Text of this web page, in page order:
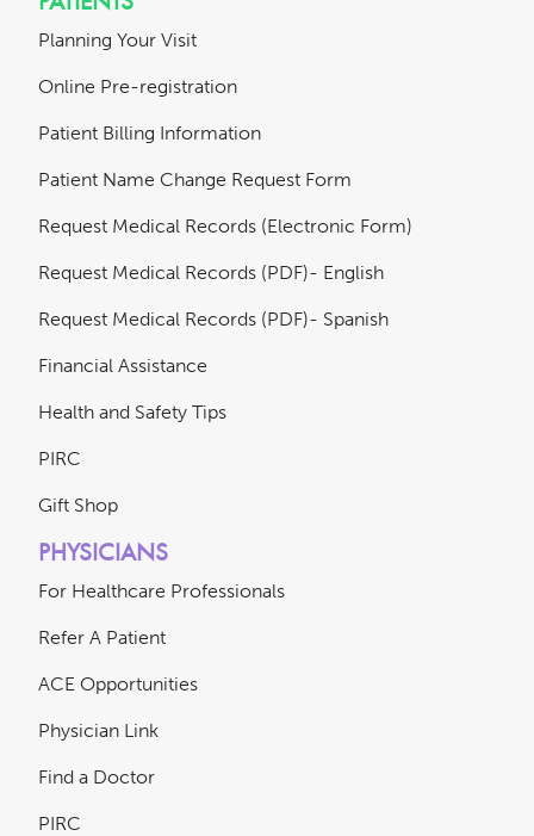
Planning Your Visit
Online Pre-registration
Patient Billing Information
Patient Name Change Request Form
Request Medical Records (Electronic Form)
Request Medical Records (PDF)- English
Request Medical Records (PDF)- Spanish
Financial Assistance
Health and Safety Tips
PIRC
Gift Shop
PHYSICIANS
For Healthcare Professionals
Refer A Patient
ACE Opportunities
Physician Link
Find a Doctor
PIRC